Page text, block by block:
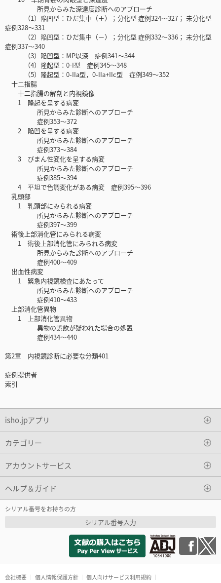
所見からみた深達度診断へのアプローチ
（1）陥凹型：ひだ集中（＋）；分化型 症例324～327； 未分化型
症例328～331
（2）陥凹型：ひだ集中（－）；分化型 症例332～336； 未分化型
症例337～340
（3）陥凹型：MP以深 症例341～344
（4）隆起型：0-I型 症例345～348
（5）隆起型：0-IIa型，0-IIa+IIc型 症例349～352
十二指腸
十二指腸の解剖と内視鏡像
1 隆起を呈する病変
所見からみた診断へのアプローチ
症例353～372
2 陥凹を呈する病変
所見からみた診断へのアプローチ
症例373～384
3 びまん性変化を呈する病変
所見からみた診断へのアプローチ
症例385～394
4 平坦で色調変化がある病変 症例395～396
乳頭部
1 乳頭部にみられる病変
所見からみた診断へのアプローチ
症例397～399
術後上部消化管にみられる病変
1 術後上部消化管にみられる病変
所見からみた診断へのアプローチ
症例400～409
出血性病変
1 緊急内視鏡検査にあたって
所見からみた診断へのアプローチ
症例410～433
上部消化管異物
1 上部消化管異物
異物の誤飲が疑われた場合の処置
症例434～440
第2章 内視鏡診断に必要な分類401
症例提供者
索引
isho.jpアプリ
カテゴリー
アカウントサービス
ヘルプ＆ガイド
シリアル番号をお持ちの方
シリアル番号入力
会社概要 個人情報保護方針 個人向けサービス利用規約